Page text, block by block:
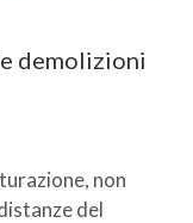
demolizioni
non
del